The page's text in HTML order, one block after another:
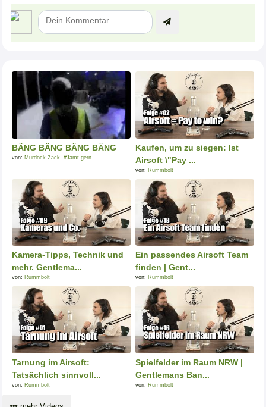
BÄNG BÄNG BÄNG BÄNG
von: Murdock-Zack -#Jamt gern...
Kaufen, um zu siegen: Ist
Airsoft \"Pay ...
von: Rummbolt
Kamera-Tipps, Technik und
mehr. Gentlema...
von: Rummbolt
Ein passendes Airsoft Team
finden | Gent...
von: Rummbolt
Tarnung im Airsoft:
Tatsächlich sinnvoll...
von: Rummbolt
Spielfelder im Raum NRW |
Gentlemans Ban...
von: Rummbolt